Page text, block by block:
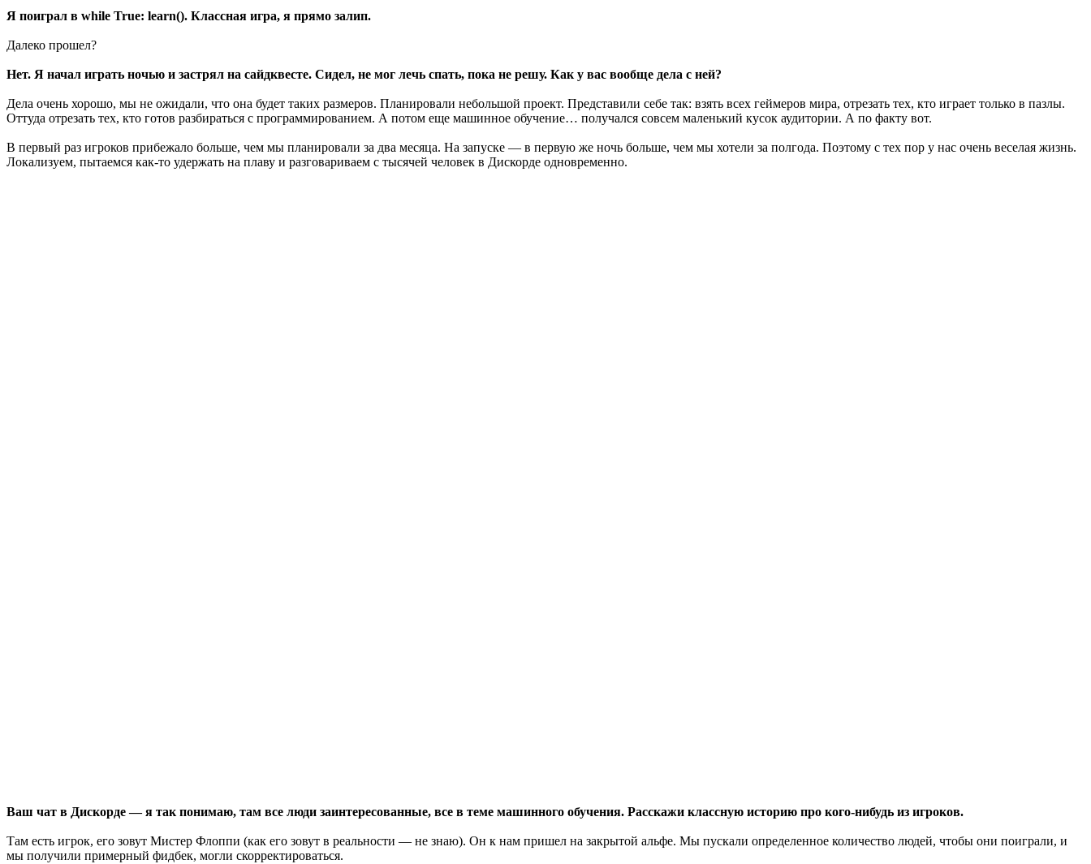
Я поиграл в while True: learn(). Классная игра, я прямо залип.
Далеко прошел?
Нет. Я начал играть ночью и застрял на сайдквесте. Сидел, не мог лечь спать, пока не решу. Как у вас вообще дела с ней?
Дела очень хорошо, мы не ожидали, что она будет таких размеров. Планировали небольшой проект. Представили себе так: взять всех геймеров мира, отрезать тех, кто играет только в пазлы.
Оттуда отрезать тех, кто готов разбираться с программированием. А потом еще машинное обучение… получался совсем маленький кусок аудитории. А по факту вот.
В первый раз игроков прибежало больше, чем мы планировали за два месяца. На запуске — в первую же ночь больше, чем мы хотели за полгода. Поэтому с тех пор у нас очень веселая жизнь.
Локализуем, пытаемся как-то удержать на плаву и разговариваем с тысячей человек в Дискорде одновременно.
Ваш чат в Дискорде — я так понимаю, там все люди заинтересованные, все в теме машинного обучения. Расскажи классную историю про кого-нибудь из игроков.
Там есть игрок, его зовут Мистер Флоппи (как его зовут в реальности — не знаю). Он к нам пришел на закрытой альфе. Мы пускали определенное количество людей, чтобы они поиграли, и
мы получили примерный фидбек, могли скорректироваться.